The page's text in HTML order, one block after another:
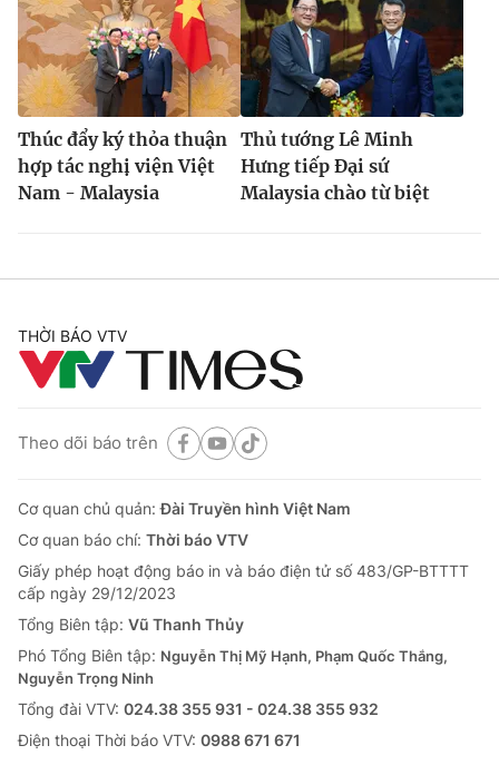
Thúc đẩy ký thỏa thuận
hợp tác nghị viện Việt
Nam - Malaysia
Thủ tướng Lê Minh
Hưng tiếp Đại sứ
Malaysia chào từ biệt
THỜI BÁO VTV
Theo dõi báo trên
Cơ quan chủ quản:Đài Truyền hình Việt Nam
Cơ quan báo chí: Thời báo VTV
Giấy phép hoạt động báo in và báo điện tử số 483/GP-BTTTT
cấp ngày 29/12/2023
Tổng Biên tập: Vũ Thanh Thủy
Phó Tổng Biên tập: Nguyễn Thị Mỹ Hạnh, Phạm Quốc Thắng,
Nguyễn Trọng Ninh
Tổng đài VTV: 024.38 355 931 - 024.38 355 932
Ðiện thoại Thời báo VTV: 0988 671 671